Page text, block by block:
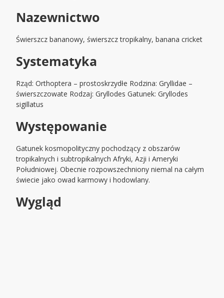
Nazewnictwo
Świerszcz bananowy, świerszcz tropikalny, banana cricket
Systematyka
Rząd: Orthoptera – prostoskrzydłe Rodzina: Gryllidae –
świerszczowate Rodzaj: Gryllodes Gatunek: Gryllodes
sigillatus
Występowanie
Gatunek kosmopolityczny pochodzący z obszarów
tropikalnych i subtropikalnych Afryki, Azji i Ameryki
Południowej. Obecnie rozpowszechniony niemal na całym
świecie jako owad karmowy i hodowlany.
Wygląd